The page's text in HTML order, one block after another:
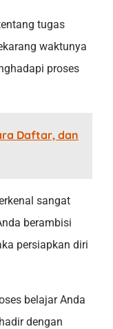
tugas
waktunya
proses
Daftar, dan
sangat
berambisi
persiapkan diri
belajar Anda
dengan